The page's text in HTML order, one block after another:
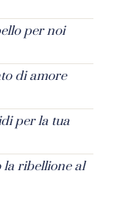
per noi
di amore
per la tua
la ribellione al